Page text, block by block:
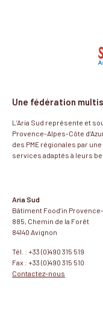
Une fédération
L’Aria Sud représente et
Provence-Alpes-Côte
des PME régionales par
services adaptés à leurs
Aria Sud
Bâtiment Food’in
885, Chemin de la Forêt
84140 Avignon
Tél. : +33 (0)490 315 519
Fax : +33 (0)490 315 510
Contactez-nous